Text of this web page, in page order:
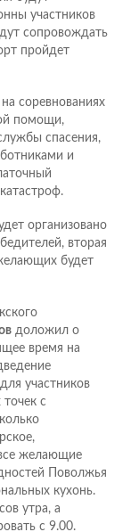
участников
сопровождать
пройдет
соревнованиях
помощи,
спасения,
и
организовано
вторая
будет
доложил о
время на
участников
с
желающие
Поволжья
кухонь.
утра, а
с 9.00.